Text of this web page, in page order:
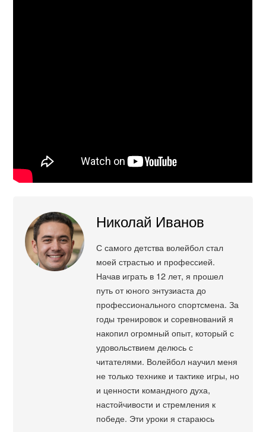
Николай Иванов
С самого детства волейбол стал
моей страстью и профессией.
Начав играть в 12 лет, я прошел
путь от юного энтузиаста до
профессионального спортсмена. За
годы тренировок и соревнований я
накопил огромный опыт, который с
удовольствием делюсь с
читателями. Волейбол научил меня
не только технике и тактике игры, но
и ценности командного духа,
настойчивости и стремления к
победе. Эти уроки я стараюсь